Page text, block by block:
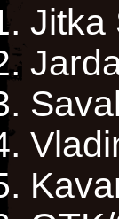
Jitka